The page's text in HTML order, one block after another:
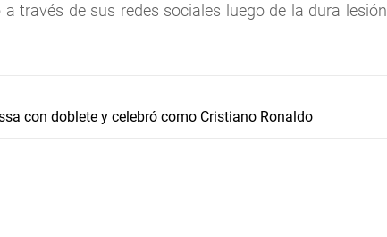
a través de sus redes sociales luego de la dura lesión
con doblete y celebró como Cristiano Ronaldo